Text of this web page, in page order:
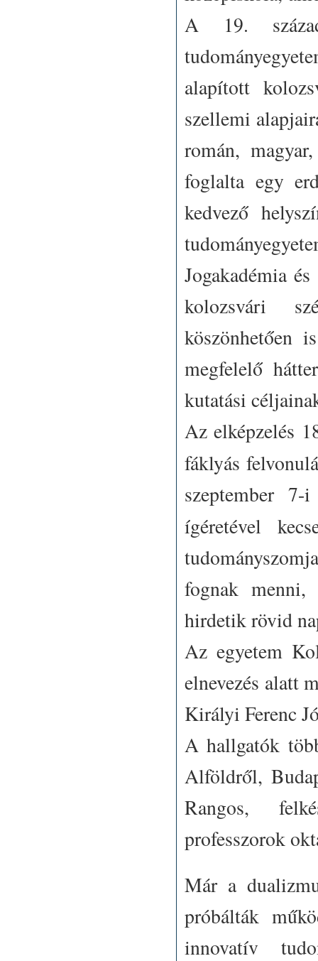
A 19.
alapított
szellemi
román,
foglalta egy
kedvező
Jogakadémia
kolozsvári
köszönhetően
megfelelő
kutatási
Az elképzelés
fáklyás
szeptember
ígéretével
fognak menni,
hirdetik rövid
Az egyetem
elnevezés alatt
Királyi Ferenc
A hallgatók
Alföldről,
Rangos,
professzorok
Már a
próbálták
innovatív